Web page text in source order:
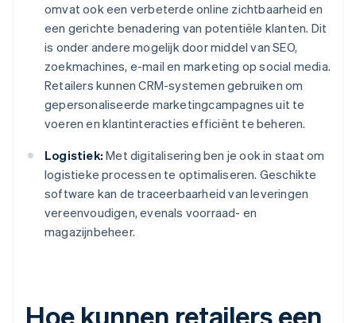
omvat ook een verbeterde online zichtbaarheid en
een gerichte benadering van potentiële klanten. Dit
is onder andere mogelijk door middel van SEO,
zoekmachines, e-mail en marketing op social media.
Retailers kunnen CRM-systemen gebruiken om
gepersonaliseerde marketingcampagnes uit te
voeren en klantinteracties efficiënt te beheren.
Logistiek: Met digitalisering ben je ook in staat om
logistieke processen te optimaliseren. Geschikte
software kan de traceerbaarheid van leveringen
vereenvoudigen, evenals voorraad- en
magazijnbeheer.
Hoe kunnen retailers een